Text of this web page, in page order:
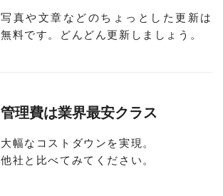
写真や文章などのちょっとした更新は
無料です。どんどん更新しましょう。
管理費は業界最安クラス
大幅なコストダウンを実現。
他社と比べてみてください。